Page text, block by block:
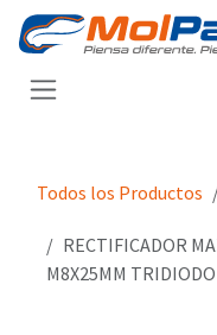
Ir al contenido
Todos los Productos
RECTIFICADOR
M8X25MM